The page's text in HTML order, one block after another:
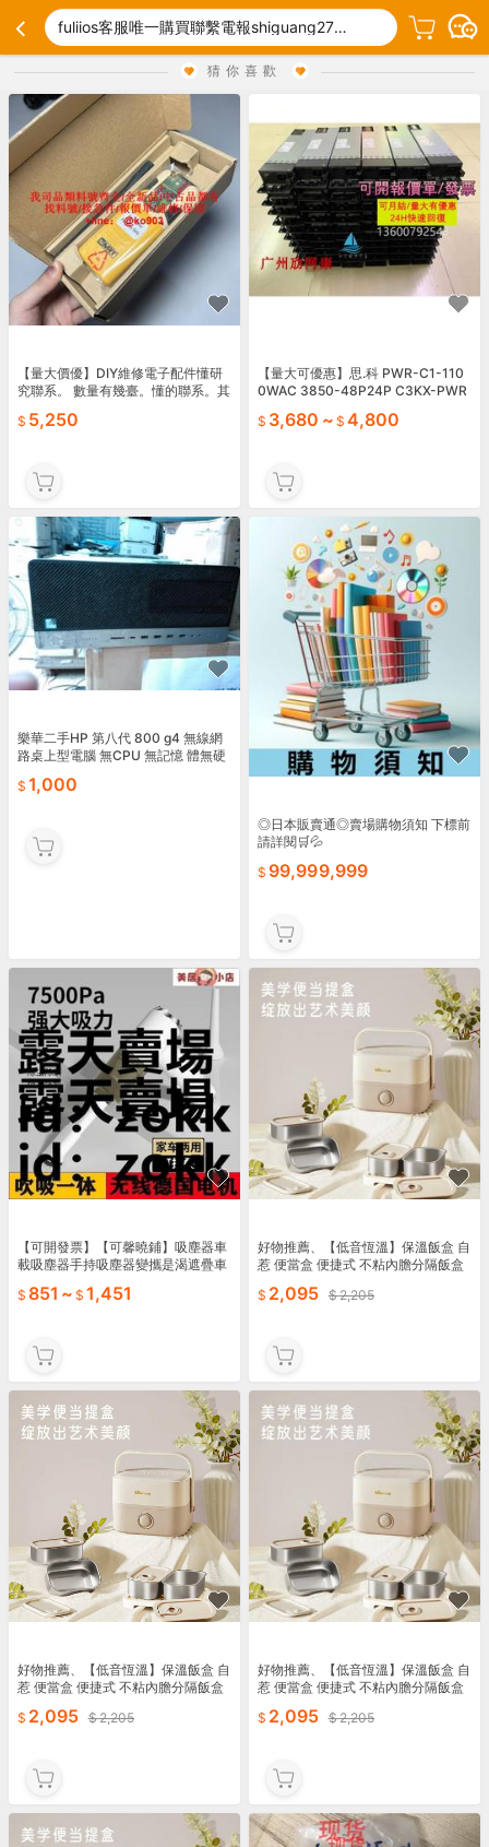
fuliios客服唯一購買聯繫電報shiguang27022).hbe
猜你喜歡
【量大價優】DIY維修電子配件懂研
究聯系。 數量有幾臺。懂的聯系。其
5,250
【量大可優惠】思.科 PWR-C1-110
0WAC 3850-48P24P C3KX-PWR
3,680 ~ 4,800
樂華二手HP 第八代 800 g4 無線網
路桌上型電腦 無CPU 無記憶 體無硬
1,000
◎日本販賣通◎賣場購物須知 下標前
請詳閱🛒💦
99,999,999
【可開發票】【可馨曉鋪】吸塵器車
載吸塵器手持吸塵器變攜是渴遮疊車
851 ~ 1,451
好物推薦、【低音恆溫】保溫飯盒 自
惹 便當盒 便捷式 不粘內膽分隔飯盒
2,095 2,205
好物推薦、【低音恆溫】保溫飯盒 自
惹 便當盒 便捷式 不粘內膽分隔飯盒
2,095 2,205
好物推薦、【低音恆溫】保溫飯盒 自
惹 便當盒 便捷式 不粘內膽分隔飯盒
2,095 2,205